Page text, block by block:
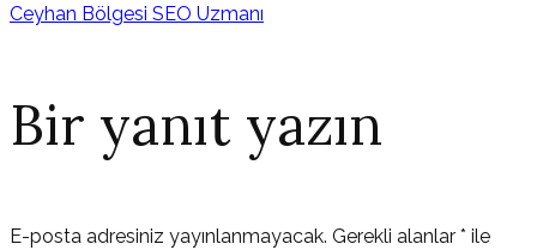
Ceyhan Bölgesi SEO Uzmanı
Bir yanıt yazın
E-posta adresiniz yayınlanmayacak. Gerekli alanlar * ile